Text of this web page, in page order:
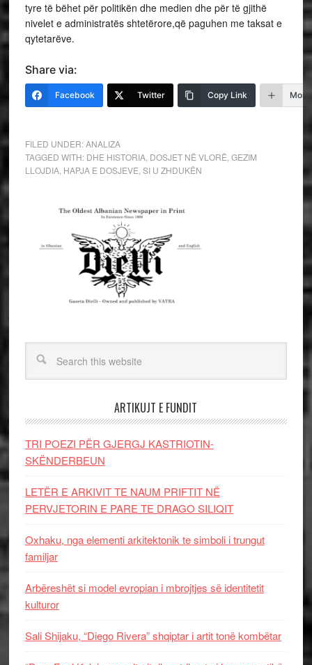
tyre të bëhet për politikën dhe medien dhe për të gjithë
nivelet e administratës shtetërore,që paguhen me taksat e
qytetarëve.
Share via:
Facebook Twitter Copy Link More
FILED UNDER:ANALIZA
TAGGED WITH: DHE HISTORIA, DOSJET NË VLORË GEZIM
LLOJDIA, HAPJA E DOSJEVE SI U ZHDUKËN
ARTIKUJT E FUNDIT
TRI POEZI PËR GJERGJ KASTRIOTIN-
SKËNDERBEUN
LETËR E ARKIVIT TE NAUM PRIFTIT NË
PERVJETORIN E PARE TE DRAGO SILIQIT
Oxhaku, nga elementi arkitektonik te simboli i trungut
familjar
Arbëreshët si model evropian i mbrojtjes së identitetit
kulturor
Sali Shijaku, “Diego Rivera” shqiptar i artit tonë kombëtar